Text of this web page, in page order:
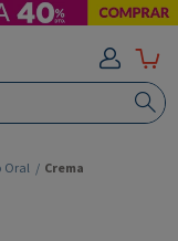
Oral Crema